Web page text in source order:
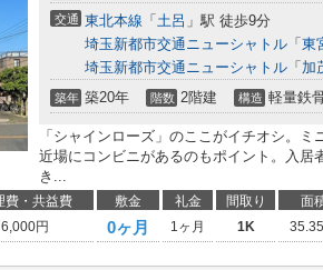
交通 東北本線 「 土呂 」駅 徒歩9分
埼玉新都市交通ニューシャトル 「 東
埼玉新都市交通ニューシャトル 「 加
築年 築20年 階数 2階建 構造 軽量鉄
「シャインローズ」のここがイチオシ。
近場にコンビニがあるのもポイント。入居
き...
費・共益費 敷金 礼金 間取り 面
6,000円 0ヶ月 1ヶ月 1K